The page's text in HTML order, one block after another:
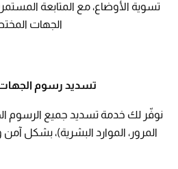
تسوية الأوضاع، مع المتابعة
الجهات
تسديد رسوم
نوفّر لك خدمة تسديد جميع الرسوم
المرور، الموارد البشرية)، بشكل